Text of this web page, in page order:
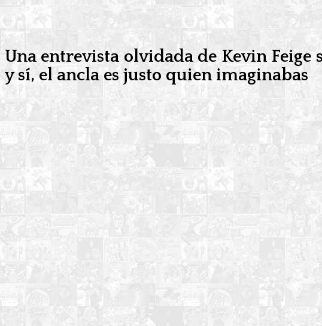
Una entrevista olvidada de Kevin
y sí, el ancla es justo quien imaginabas